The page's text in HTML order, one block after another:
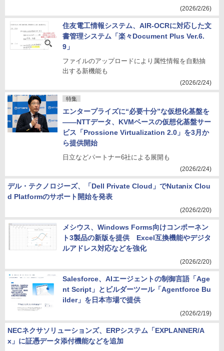
(2026/2/26)
住友電工情報システム、AIR-OCRに対応した文
書管理システム「楽々Document Plus Ver.6.
9」
ファイルのアップロードにより属性情報を自動抽
出する新機能も
(2026/2/24)
特集
エンタープライズに“必要十分”な仮想化基盤を
――NTTデータ、KVMベースの仮想化基盤サー
ビス「Prossione Virtualization 2.0」を3月か
ら提供開始
日立などパートナー6社による展開も
(2026/2/24)
デル・テクノロジーズ、「Dell Private Cloud」でNutanix Clou
d Platformのサポート開始を発表
(2026/2/20)
メシウス、Windows Forms向けコンポーネン
ト3製品の新版を提供 Excel互換機能やデジタ
ルアドレス対応などを強化
(2026/2/20)
Salesforce、AIエージェントの制御言語「Age
nt Script」とビルダーツール「Agentforce Bu
ilder」を日本市場で提供
(2026/2/19)
NECネクサソリューションズ、ERPシステム「EXPLANNER/A
x」に証憑データ添付機能などを追加